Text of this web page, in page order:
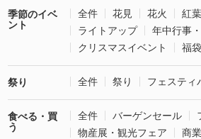
季節のイベ
ント
全件 花見 花火
紅葉
ライトアップ
年中行事
クリスマスイベント
福
祭り 全件 祭り フェスティ
食べる・買
う
全件 バーゲンセール
物産展・観光フェア
商